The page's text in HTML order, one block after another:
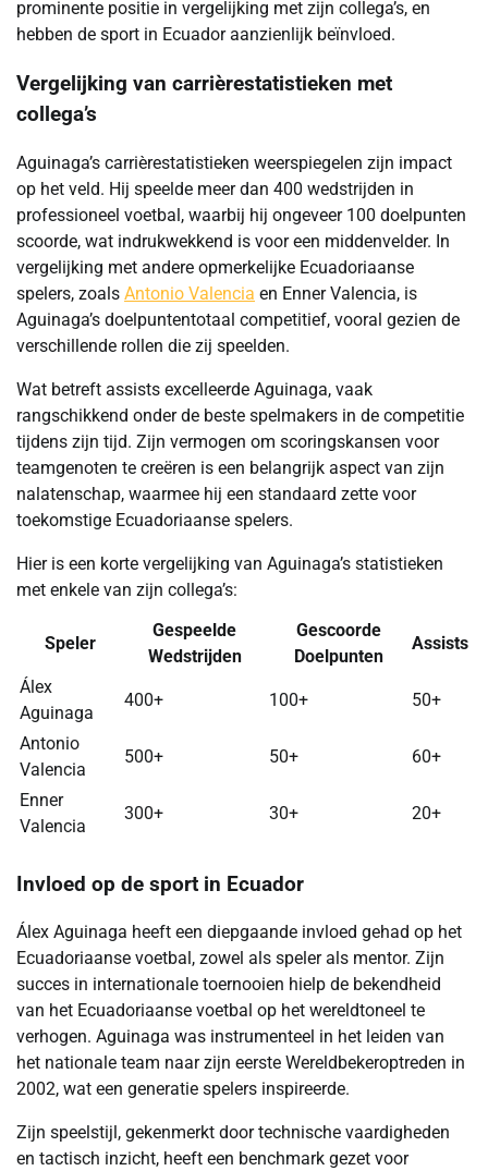
prominente positie in vergelijking met zijn collega’s, en
hebben de sport in Ecuador aanzienlijk beïnvloed.
Vergelijking van carrièrestatistieken met
collega’s
Aguinaga’s carrièrestatistieken weerspiegelen zijn impact
op het veld. Hij speelde meer dan 400 wedstrijden in
professioneel voetbal, waarbij hij ongeveer 100 doelpunten
scoorde, wat indrukwekkend is voor een middenvelder. In
vergelijking met andere opmerkelijke Ecuadoriaanse
spelers, zoals Antonio Valencia en Enner Valencia, is
Aguinaga’s doelpuntentotaal competitief, vooral gezien de
verschillende rollen die zij speelden.
Wat betreft assists excelleerde Aguinaga, vaak
rangschikkend onder de beste spelmakers in de competitie
tijdens zijn tijd. Zijn vermogen om scoringskansen voor
teamgenoten te creëren is een belangrijk aspect van zijn
nalatenschap, waarmee hij een standaard zette voor
toekomstige Ecuadoriaanse spelers.
Hier is een korte vergelijking van Aguinaga’s statistieken
met enkele van zijn collega’s:
Speler
Gespeelde
Wedstrijden
Gescoorde
Doelpunten
Assists
Álex
Aguinaga
400+ 100+ 50+
Antonio
Valencia
500+ 50+ 60+
Enner
Valencia
300+ 30+ 20+
Invloed op de sport in Ecuador
Álex Aguinaga heeft een diepgaande invloed gehad op het
Ecuadoriaanse voetbal, zowel als speler als mentor. Zijn
succes in internationale toernooien hielp de bekendheid
van het Ecuadoriaanse voetbal op het wereldtoneel te
verhogen. Aguinaga was instrumenteel in het leiden van
het nationale team naar zijn eerste Wereldbekeroptreden in
2002, wat een generatie spelers inspireerde.
Zijn speelstijl, gekenmerkt door technische vaardigheden
en tactisch inzicht, heeft een benchmark gezet voor